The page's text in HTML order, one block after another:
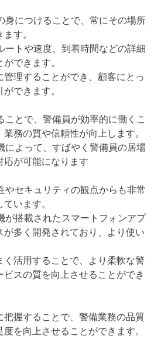
身につけることで、常にその場所
す。
ートや速度、到着時間などの詳細
できます。
理することができ、顧客にとっ
できます。
ことで、警備員が効率的に働くこ
務の質や信頼性が向上します。
によって、すばやく警備員の居場
応が可能になります
やセキュリティの観点からも非常
います。
が搭載されたスマートフォンアプ
が多く開発されており、より使い
く活用することで、より柔軟な警
スの質を向上させることができ
把握することで、警備業務の品質
を向上させることができます。